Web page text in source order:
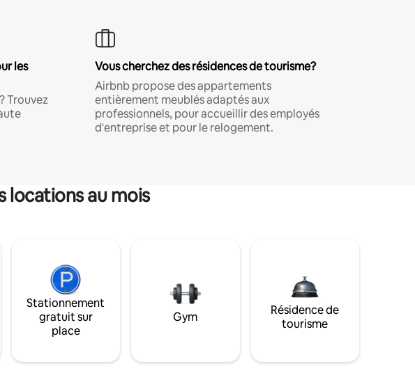
les
Trouvez
Vous cherchez des résidences de tourisme?
Airbnb propose des appartements
entièrement meublés adaptés aux
professionnels, pour accueillir des employés
d'entreprise et pour le relogement.
locations au mois
Stationnement
gratuit sur
place
Gym
Résidence de
tourisme